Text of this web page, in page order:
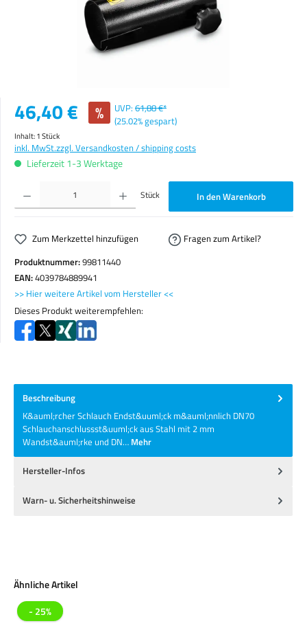
Verkaufspreis:
46,40 € % UVP: 61,88 €*
(25.02% gespart)
Inhalt:1 Stück
inkl. MwSt.zzgl. Versandkosten / shipping costs
Lieferzeit 1-3 Werktage
Produkt Anzahl: Gib den gewünschten Wert ein oder benutze die Schaltflächen um die Anzahl zu
Stück In den Warenkorb
Zum Merkzettel hinzufügen
Fragen zum Artikel?
Produktnummer:99811440
EAN:4039784889941
>> Hier weitere Artikel vom Hersteller <<
Dieses Produkt weiterempfehlen:
Beschreibung
K&auml;rcher Schlauch Endst&uuml;ck m&auml;nnlich DN70
Schlauchanschlussst&uuml;ck aus Stahl mit 2 mm
Wandst&auml;rke und DN… Mehr
Hersteller-Infos
Warn- u. Sicherheitshinweise
Produktgalerie überspringen
Ähnliche Artikel
- 25%